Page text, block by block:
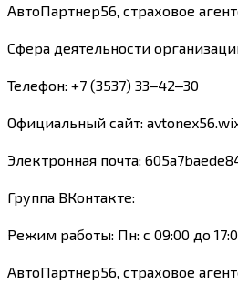
АвтоПартнер56, страховое
Сфера деятельности
Телефон: +7 (3537) 33‒42‒30
Официальный сайт:
Электронная почта:
Группа ВКонтакте:
Режим работы: Пн: с 09:00 до
АвтоПартнер56, страховое